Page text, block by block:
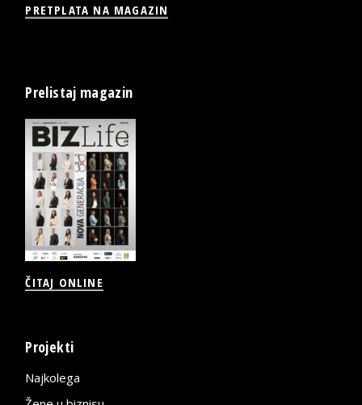
PRETPLATA NA MAGAZIN
Prelistaj magazin
ČITAJ ONLINE
Projekti
Najkolega